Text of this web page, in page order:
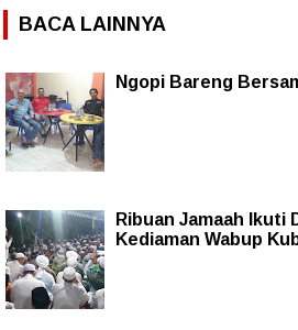
BACA LAINNYA
Ngopi Bareng
Ribuan Jamaah Ikuti
Kediaman Wabup